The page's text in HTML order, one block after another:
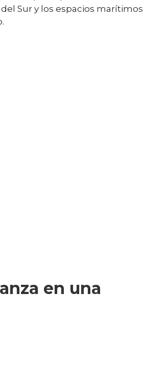
Sur y los espacios marítimos
en una